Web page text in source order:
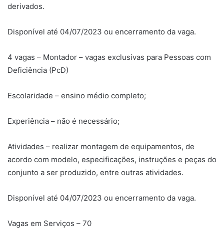
derivados.
Disponível até 04/07/2023 ou encerramento da vaga.
4 vagas – Montador – vagas exclusivas para Pessoas com
Deficiência (PcD)
Escolaridade – ensino médio completo;
Experiência – não é necessário;
Atividades – realizar montagem de equipamentos, de
acordo com modelo, especificações, instruções e peças do
conjunto a ser produzido, entre outras atividades.
Disponível até 04/07/2023 ou encerramento da vaga.
Vagas em Serviços – 70